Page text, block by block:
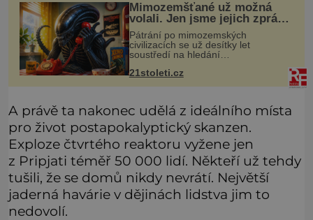
Mimozemšťané už možná
volali. Jen jsme jejich zprávu
nedokázali rozpoznat
Pátrání po mimozemských
civilizacích se už desítky let
soustředí na hledání
které by příroda sama vytvořila jen
21stoleti.cz
A právě ta nakonec udělá z ideálního místa
pro život postapokalyptický skanzen.
Exploze čtvrtého reaktoru vyžene jen
z Pripjati téměř 50 000 lidí. Někteří už tehdy
tušili, že se domů nikdy nevrátí. Největší
jaderná havárie v dějinách lidstva jim to
nedovolí.